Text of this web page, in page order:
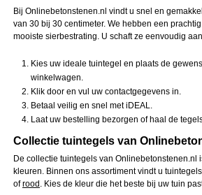
Bij Onlinebetonstenen.nl vindt u snel en
van 30 bij 30 centimeter. We hebben een
mooiste sierbestrating. U schaft ze eenvoudig
Kies uw ideale tuintegel en plaats de
winkelwagen.
Klik door en vul uw contactgegevens in.
Betaal veilig en snel met iDEAL.
Laat uw bestelling bezorgen of haal de
Collectie tuintegels van
De collectie tuintegels van Onlinebetonstenen.nl
kleuren. Binnen ons assortiment vindt u
ofrood . Kies de kleur die het beste bij uw tuin